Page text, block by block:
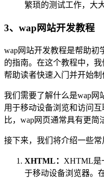
繁琐的测试工作，大
3、wap网站开发教程
wap网站开发教程是帮助初
的指南。在这个教程中，我
帮助读者快速入门并开始制
我们需要了解什么是wap网
用于移动设备浏览和访问
比，wap网页通常具有更简
接下来，我们将介绍一些常
XHTML： XHTML是
于移动设备浏览器。